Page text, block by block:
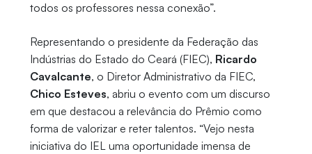
todos os professores nessa conexão”.
Representando o presidente da Federação das
Indústrias do Estado do Ceará (FIEC), Ricardo
Cavalcante, o Diretor Administrativo da FIEC,
Chico Esteves, abriu o evento com um discurso
em que destacou a relevância do Prêmio como
forma de valorizar e reter talentos. “Vejo nesta
iniciativa do IEL uma oportunidade imensa de